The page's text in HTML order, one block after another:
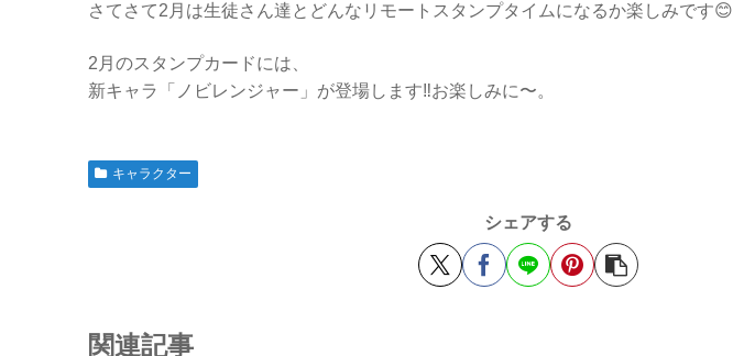
さてさて2月は生徒さん達とどんなリモートスタンプタイムになるか楽しみです😊
2月のスタンプカードには、
新キャラ「ノビレンジャー」が登場します‼️お楽しみに〜。
キャラクター
シェアする
関連記事